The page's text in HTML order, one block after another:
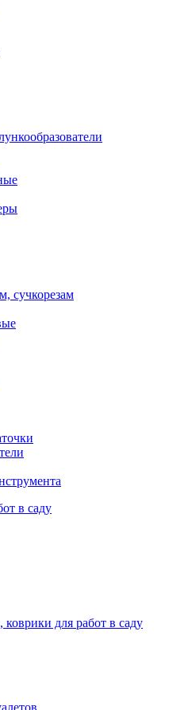
сучкорезам
в саду
для работ в саду